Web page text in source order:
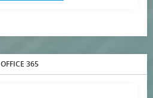
OFFICE 365